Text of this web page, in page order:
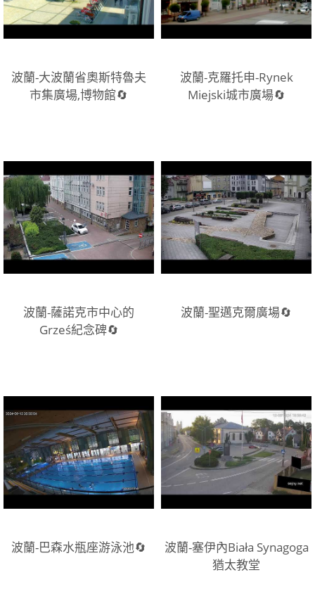
波蘭-大波蘭省奧斯特魯夫
市集廣場,博物館🔄
波蘭-克羅托申-Rynek
Miejski城市廣場🔄
波蘭-薩諾克市中心的
Grześ紀念碑🔄
波蘭-聖邁克爾廣場🔄
波蘭-巴森水瓶座游泳池🔄
波蘭-塞伊內Biała Synagoga
猶太教堂